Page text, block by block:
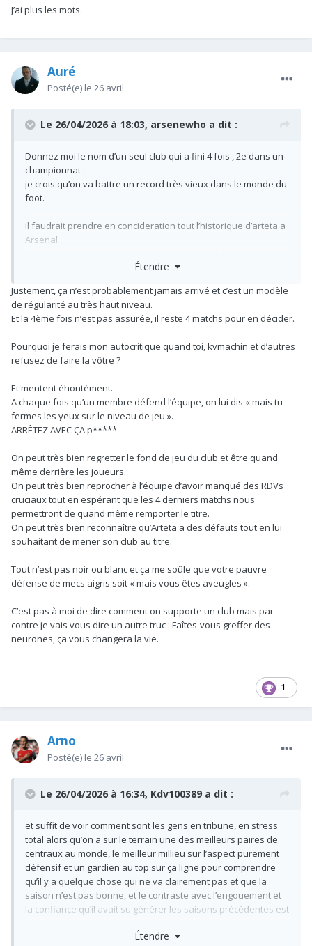
J’ai plus les mots.
Auré
Posté(e) le 26 avril
Le 26/04/2026 à 18:03, arsenewho a dit :
Donnez moi le nom d’un seul club qui a fini 4 fois , 2e dans un
championnat .
je crois qu’on va battre un record très vieux dans le monde du
foot.
il faudrait prendre en concideration tout l’historique d’arteta a
Arsenal .
- s’il a du mal à faire évoluer ses joueurs - qu’il s’effondre à
terminer la course au titre
- qu’il fasse jouer mal son équipe
- qu’il termine 4 fois 2e du championnat , en faisant les mêmes
- qu’il est du mal avec les transferts de joueurs offensifs.
reconnaître qu’il a une ligne directrice et est droit dans sa
vision du foot et de supporter.
Pas mal de supporter d’Arsenal on craché sur Chelsea ,
athlético de Madrid , et j’en passe pour leur jeu degueulasse .
qu’on pratique .
pas plus tard que cette saison, on crachait csur Liverpool pour
leur jeu à chier , mais à Arsenal certains donnent toutes les
circonstances atténuantes à arteta, je ne sais pour qu’elle
raison pour justifier le football qu’il pratique.
il faudrait peut être apprendre à faire votre autocritique Et
club, dans la mesure où les arguments donnés sont claires et
justifier et n’enfreint aucune loi ou règle.
Étendre
Justement, ça n’est probablement jamais arrivé et c’est un modèle
de régularité au très haut niveau.
Et la 4ème fois n’est pas assurée, il reste 4 matchs pour en décider.
Pourquoi je ferais mon autocritique quand toi, kvmachin et d’autres
refusez de faire la vôtre ?
Et mentent éhontèment.
A chaque fois qu’un membre défend l’équipe, on lui dis « mais tu
fermes les yeux sur le niveau de jeu ».
ARRÊTEZ AVEC ÇA p*****.
On peut très bien regretter le fond de jeu du club et être quand
même derrière les joueurs.
On peut très bien reprocher à l’équipe d’avoir manqué des RDVs
cruciaux tout en espérant que les 4 derniers matchs nous
permettront de quand même remporter le titre.
On peut très bien reconnaître qu’Arteta a des défauts tout en lui
souhaitant de mener son club au titre.
Tout n’est pas noir ou blanc et ça me soûle que votre pauvre
défense de mecs aigris soit « mais vous êtes aveugles ».
C’est pas à moi de dire comment on supporte un club mais par
contre je vais vous dire un autre truc : Faîtes-vous greffer des
neurones, ça vous changera la vie.
1
Arno
Posté(e) le 26 avril
Le 26/04/2026 à 16:34, Kdv100389 a dit :
et suffit de voir comment sont les gens en tribune, en stress
total alors qu’on a sur le terrain une des meilleurs paires de
centraux au monde, le meilleur millieu sur l’aspect purement
défensif et un gardien au top sur ça ligne pour comprendre
qu’il y a quelque chose qui ne va clairement pas et que la
saison n’est pas bonne, et le contraste avec l’engouement et
la confiance qu’il avait su générer les saisons précédentes est
Étendre